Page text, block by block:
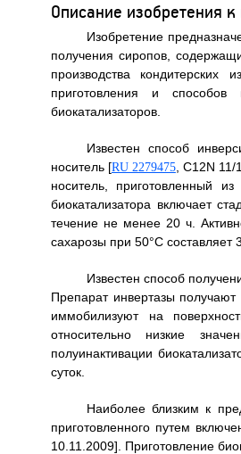
Описание изобретения к
Изобретение
получения сиропов,
производства кондитерских
приготовления и
биокатализаторов.
Известен способ
носитель [RU 2279475, C12N 11/
носитель, приготовленный
биокатализатора включает
течение не менее 20 ч.
сахарозы при 50°C составляет
Известен способ
Препарат инвертазы
иммобилизуют на
относительно низкие
полуинактивации
суток.
Наиболее близким к
приготовленного путем
10.11.2009]. Приготовление